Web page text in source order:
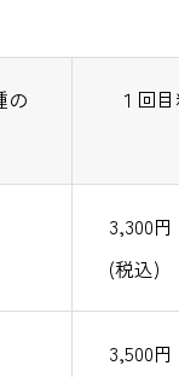
の
１回
3,300円
(税込)
3,500円